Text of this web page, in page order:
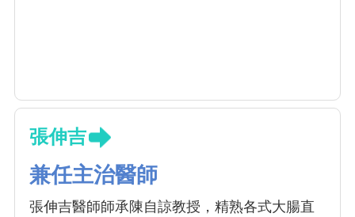
張伸吉
兼任主治醫師
張伸吉醫師師承陳自諒教授，精熟各式大腸直